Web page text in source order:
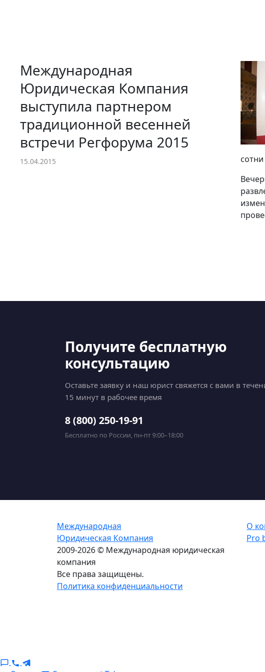
Международная
Юридическая Компания
выступила партнером
традиционной весенней
встречи Регфорума 2015
15.04.2015
Получите бесплатную
консультацию
Оставьте заявку и наш юрист свяжется с вами в
15 минут в рабочее время
8 (800) 250-19-91
Бесплатно по России, пн-пт 9:00–18:00
Международная
Юридическая Компания
2009-2026 © Международная юридическая
компания
Все права защищены.
Политика конфиденциальности
О
Pro